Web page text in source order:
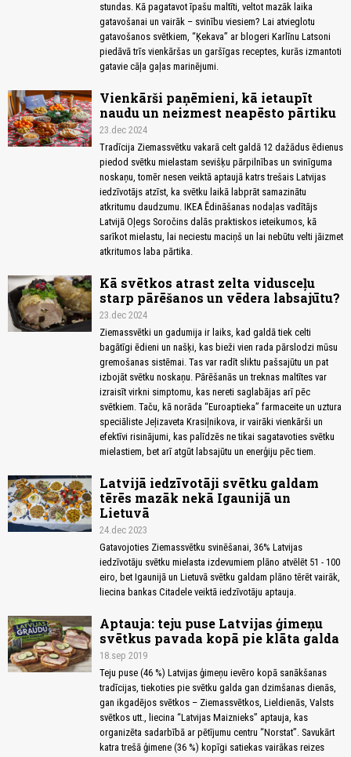
stundas. Kā pagatavot īpašu maltīti, veltot mazāk laika
gatavošanai un vairāk – svinību viesiem? Lai atvieglotu
gatavošanos svētkiem, “Ķekava” ar blogeri Karlīnu Latsoni
piedāvā trīs vienkāršas un garšīgas receptes, kurās izmantoti
gatavie cāļa gaļas marinējumi.
Vienkārši paņēmieni, kā ietaupīt
naudu un neizmest neapēsto pārtiku
23.dec 2024
Tradīcija Ziemassvētku vakarā celt galdā 12 dažādus ēdienus
piedod svētku mielastam sevišķu pārpilnības un svinīguma
noskaņu, tomēr nesen veiktā aptaujā katrs trešais Latvijas
iedzīvotājs atzīst, ka svētku laikā labprāt samazinātu
atkritumu daudzumu. IKEA Ēdināšanas nodaļas vadītājs
Latvijā Oļegs Soročins dalās praktiskos ieteikumos, kā
sarīkot mielastu, lai neciestu maciņš un lai nebūtu velti jāizmet
atkritumos laba pārtika.
Kā svētkos atrast zelta vidusceļu
starp pārēšanos un vēdera labsajūtu?
23.dec 2024
Ziemassvētki un gadumija ir laiks, kad galdā tiek celti
bagātīgi ēdieni un našķi, kas bieži vien rada pārslodzi mūsu
gremošanas sistēmai. Tas var radīt sliktu pašsajūtu un pat
izbojāt svētku noskaņu. Pārēšanās un treknas maltītes var
izraisīt virkni simptomu, kas nereti saglabājas arī pēc
svētkiem. Taču, kā norāda “Euroaptieka” farmaceite un uztura
speciāliste Jeļizaveta Krasiļnikova, ir vairāki vienkārši un
efektīvi risinājumi, kas palīdzēs ne tikai sagatavoties svētku
mielastiem, bet arī atgūt labsajūtu un enerģiju pēc tiem.
Latvijā iedzīvotāji svētku galdam
tērēs mazāk nekā Igaunijā un
Lietuvā
24.dec 2023
Gatavojoties Ziemassvētku svinēšanai, 36% Latvijas
iedzīvotāju svētku mielasta izdevumiem plāno atvēlēt 51 - 100
eiro, bet Igaunijā un Lietuvā svētku galdam plāno tērēt vairāk,
liecina bankas Citadele veiktā iedzīvotāju aptauja.
Aptauja: teju puse Latvijas ģimeņu
svētkus pavada kopā pie klāta galda
18.sep 2019
Teju puse (46 %) Latvijas ģimeņu ievēro kopā sanākšanas
tradīcijas, tiekoties pie svētku galda gan dzimšanas dienās,
gan ikgadējos svētkos – Ziemassvētkos, Lieldienās, Valsts
svētkos utt., liecina “Latvijas Maiznieks” aptauja, kas
organizēta sadarbībā ar pētījumu centru “Norstat”. Savukārt
katra trešā ģimene (36 %) kopīgi satiekas vairākas reizes